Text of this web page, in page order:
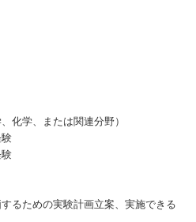
化学、または関連分野）
験
験
るための実験計画立案、実施できる